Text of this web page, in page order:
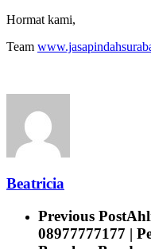
Hormat kami,
Team
Beatricia
Previous Post
08977777177 |